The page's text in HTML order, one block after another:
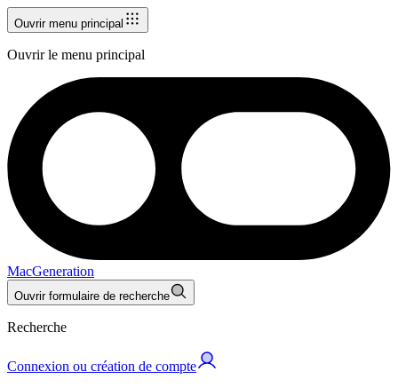
Ouvrir menu principal
Ouvrir le menu principal
MacGeneration
Ouvrir formulaire de recherche
Recherche
Connexion ou création de compte